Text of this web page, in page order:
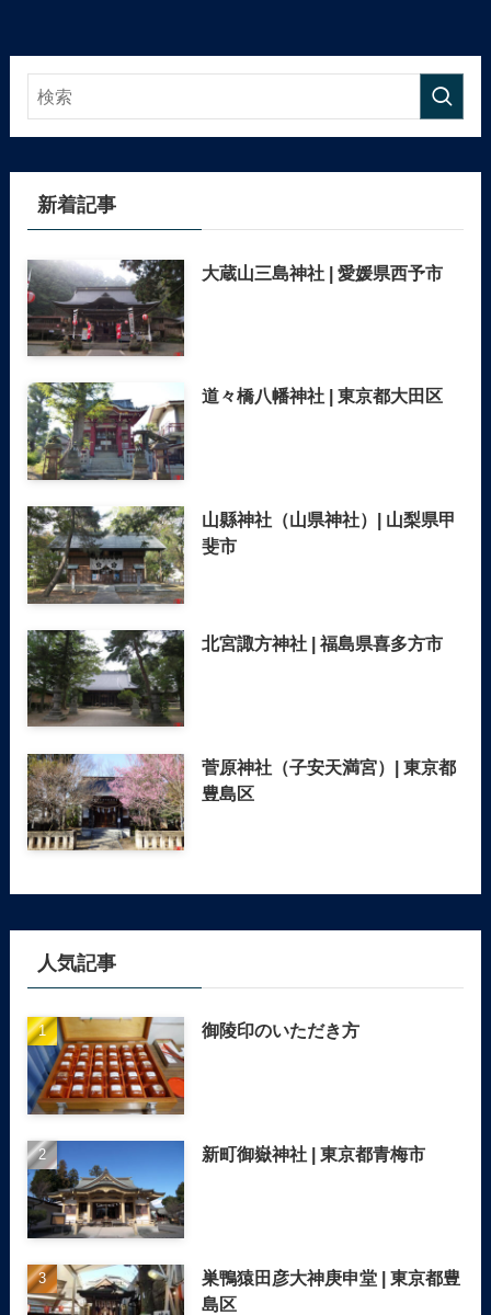
新着記事
大蔵山三島神社 | 愛媛県西予市
道々橋八幡神社 | 東京都大田区
山縣神社（山県神社）| 山梨県甲
斐市
北宮諏方神社 | 福島県喜多方市
菅原神社（子安天満宮）| 東京都
豊島区
人気記事
御陵印のいただき方
新町御嶽神社 | 東京都青梅市
巣鴨猿田彦大神庚申堂 | 東京都豊
島区